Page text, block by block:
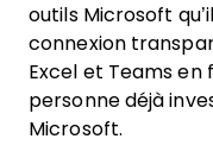
outils Microsoft
connexion
Excel et Teams
personne déjà
Microsoft.